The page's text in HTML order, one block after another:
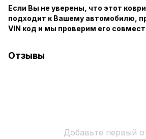
Если Вы не уверены, что этот
подходит к Вашему автомобилю,
VIN код и мы проверим его
Отзывы
Добавьте первый